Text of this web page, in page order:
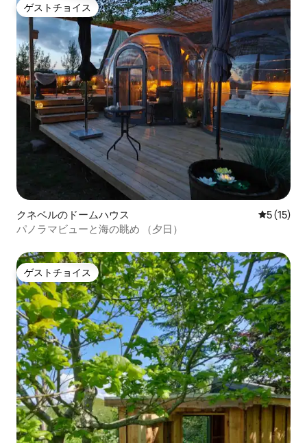
ゲストチョイス
ゲストチョイス
クネベルのドームハウス レビュー
5 (15)
パノラマビューと海の眺め （夕日）
ゲストチョイス
ゲストチョイス